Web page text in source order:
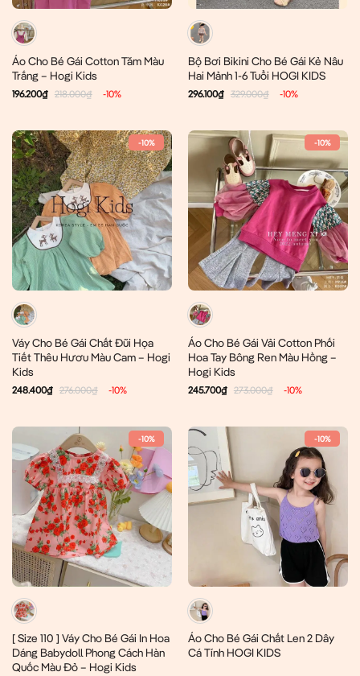
Áo Cho Bé Gái Cotton Tăm Màu
Trắng – Hogi Kids
196.200₫ 218.000₫ -10%
Bộ Bơi Bikini Cho Bé Gái Kẻ Nâu
Hai Mảnh 1-6 Tuổi HOGI KIDS
296.100₫ 329.000₫ -10%
-10%
Váy Cho Bé Gái Chất Đũi Họa
Tiết Thêu Hươu Màu Cam – Hogi
Kids
248.400₫ 276.000₫ -10%
-10%
Áo Cho Bé Gái Vải Cotton Phối
Hoa Tay Bông Ren Màu Hồng –
Hogi Kids
245.700₫ 273.000₫ -10%
-10%
[ Size 110 ] Váy Cho Bé Gái In Hoa
Dáng Babydoll Phong Cách Hàn
Quốc Màu Đỏ – Hogi Kids
-10%
Áo Cho Bé Gái Chất Len 2 Dây
Cá Tính HOGI KIDS